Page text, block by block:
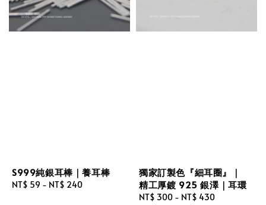
S999純銀耳棒｜養耳棒
Regular
NT$ 59 - NT$ 240
獨家訂製色『細耳圈』｜
精工厚鍍 925 銀澤｜耳環
Regular
NT$ 300 - NT$ 430